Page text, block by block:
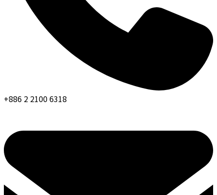
+886 2 2100 6318